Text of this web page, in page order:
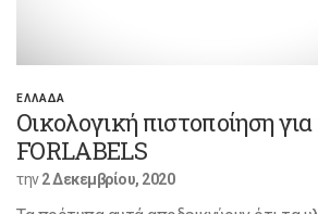
ΕΛΛΑΔΑ
Οικολογική πιστοποίηση
FORLABELS
την2 Δεκεμβρίου, 2020